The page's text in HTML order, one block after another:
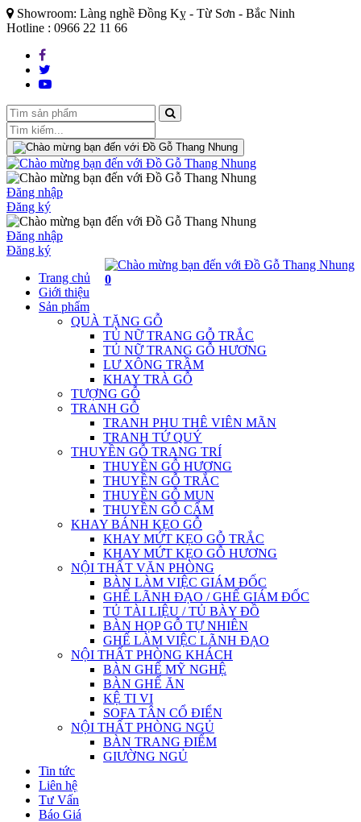
Showroom: Làng nghề Đồng Kỵ - Từ Sơn - Bắc Ninh
Hotline : 0966 22 11 66
Đăng nhập
Đăng ký
Đăng nhập
Đăng ký
0
Trang chủ
Giới thiệu
Sản phẩm
QUÀ TẶNG GỖ
TỦ NỮ TRANG GỖ TRẮC
TỦ NỮ TRANG GỖ HƯƠNG
LƯ XÔNG TRẦM
KHAY TRÀ GỖ
TƯỢNG GỖ
TRANH GỖ
TRANH PHU THÊ VIÊN MÃN
TRANH TỨ QUÝ
THUYỀN GỖ TRANG TRÍ
THUYỀN GỖ HƯƠNG
THUYỀN GỖ TRẮC
THUYỀN GỖ MUN
THUYỀN GỖ CẨM
KHAY BÁNH KẸO GỖ
KHAY MỨT KẸO GỖ TRẮC
KHAY MỨT KẸO GỖ HƯƠNG
NỘI THẤT VĂN PHÒNG
BÀN LÀM VIỆC GIÁM ĐỐC
GHẾ LÃNH ĐẠO / GHẾ GIÁM ĐỐC
TỦ TÀI LIỆU / TỦ BÀY ĐỒ
BÀN HỌP GỖ TỰ NHIÊN
GHẾ LÀM VIỆC LÃNH ĐẠO
NỘI THẤT PHÒNG KHÁCH
BÀN GHẾ MỸ NGHỆ
BÀN GHẾ ĂN
KỆ TI VI
SOFA TÂN CỔ ĐIỂN
NỘI THẤT PHÒNG NGỦ
BÀN TRANG ĐIỂM
GIƯỜNG NGỦ
Tin tức
Liên hệ
Tư Vấn
Báo Giá